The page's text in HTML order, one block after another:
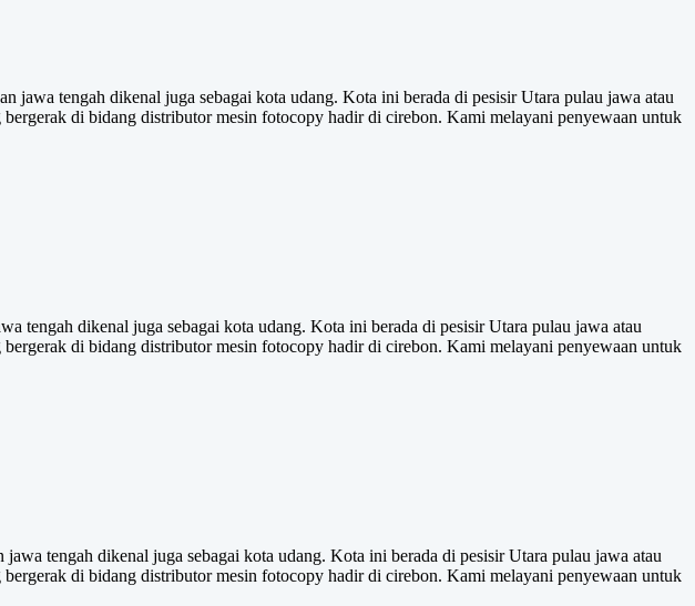
jawa tengah dikenal juga sebagai kota udang. Kota ini berada di pesisir Utara pulau jawa atau
di bidang distributor mesin fotocopy hadir di cirebon. Kami melayani penyewaan untuk
tengah dikenal juga sebagai kota udang. Kota ini berada di pesisir Utara pulau jawa atau
di bidang distributor mesin fotocopy hadir di cirebon. Kami melayani penyewaan untuk
tengah dikenal juga sebagai kota udang. Kota ini berada di pesisir Utara pulau jawa atau
di bidang distributor mesin fotocopy hadir di cirebon. Kami melayani penyewaan untuk